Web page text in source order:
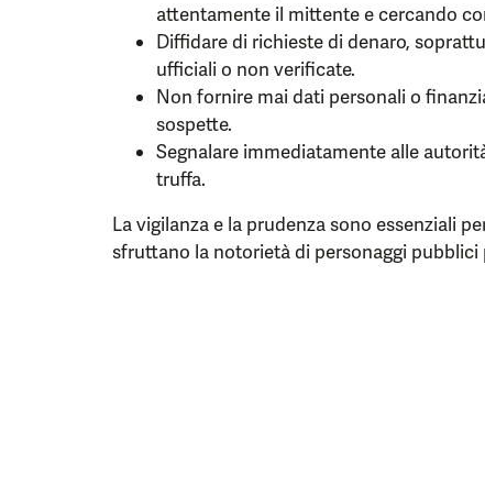
attentamente il mittente e cercando
Diffidare di richieste di denaro,
ufficiali o non verificate.
Non fornire mai dati personali o
sospette.
Segnalare immediatamente alle
truffa.
La vigilanza e la prudenza sono essenziali
sfruttano la notorietà di personaggi pubblici